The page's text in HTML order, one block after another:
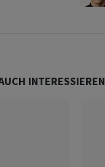
INTERESSIEREN